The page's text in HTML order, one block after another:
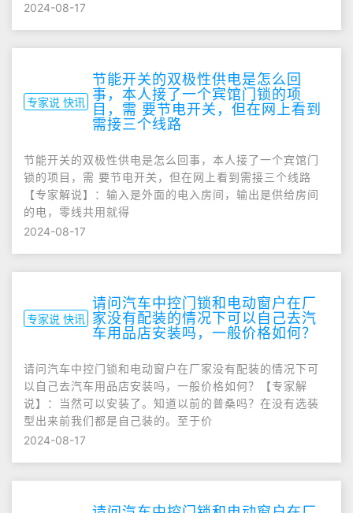
2024-08-17
专家说 快讯
节能开关的双极性供电是怎么回
事，本人接了一个宾馆门锁的项
目，需 要节电开关，但在网上看到
需接三个线路
节能开关的双极性供电是怎么回事，本人接了一个宾馆门
锁的项目，需 要节电开关，但在网上看到需接三个线路
【专家解说】：输入是外面的电入房间，输出是供给房间
的电，零线共用就得
2024-08-17
专家说 快讯
请问汽车中控门锁和电动窗户在厂
家没有配装的情况下可以自己去汽
车用品店安装吗，一般价格如何？
请问汽车中控门锁和电动窗户在厂家没有配装的情况下可
以自己去汽车用品店安装吗，一般价格如何？【专家解
说】：当然可以安装了。知道以前的普桑吗？在没有选装
型出来前我们都是自己装的。至于价
2024-08-17